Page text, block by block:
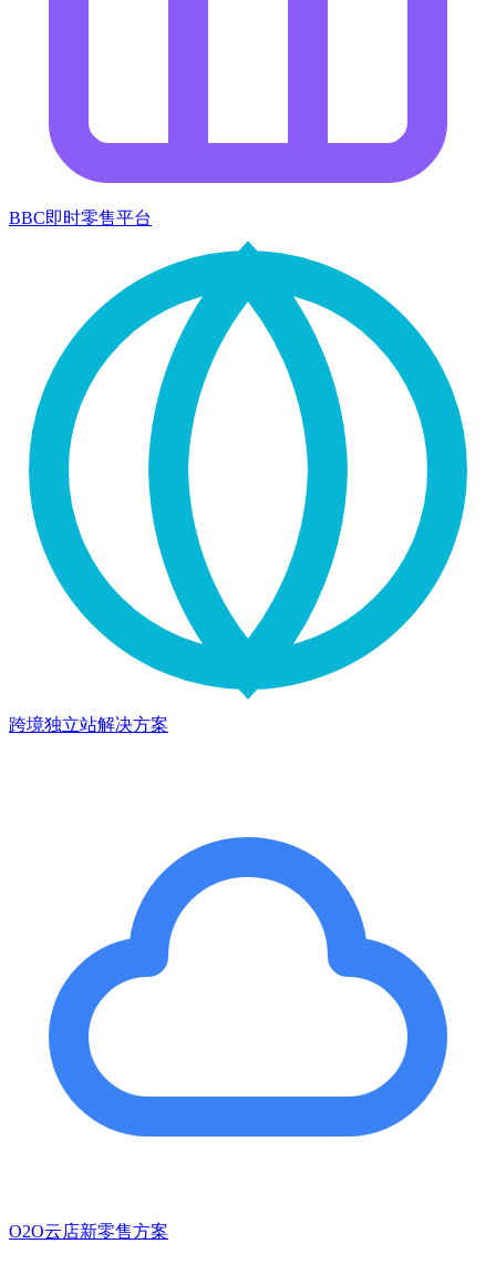
BBC即时零售平台
跨境独立站解决方案
O2O云店新零售方案